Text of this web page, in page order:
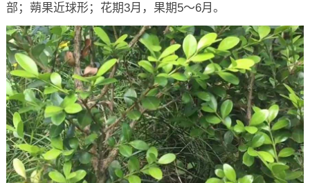
部；蒴果近球形；花期3月，果期5～6月。